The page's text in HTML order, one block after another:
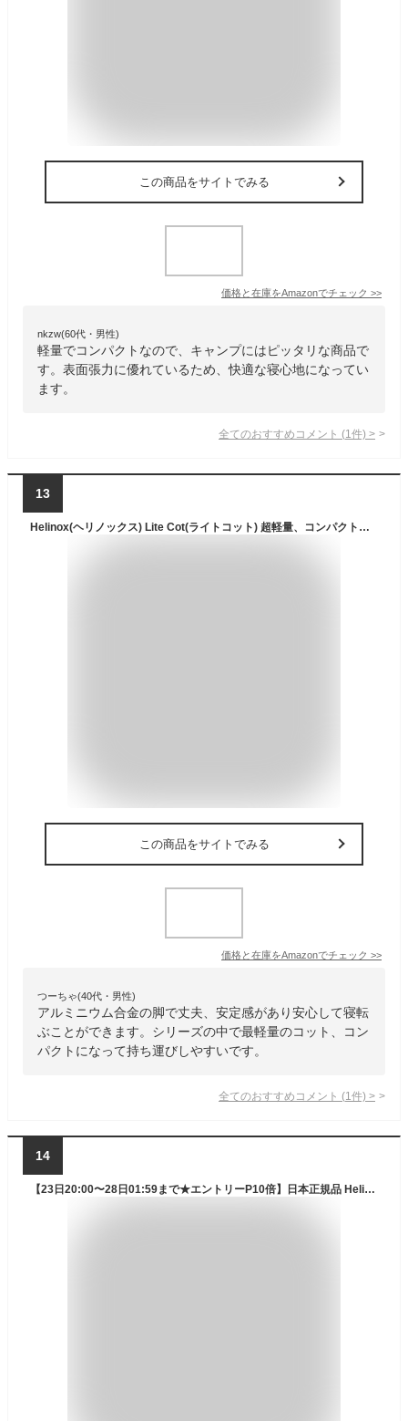
この商品をサイトでみる
価格と在庫をAmazonでチェック >>
nkzw(60代・男性)
軽量でコンパクトなので、キャンプにはピッタリな商品で
す。表面張力に優れているため、快適な寝心地になってい
ます。
全てのおすすめコメント (1 件) >
13
Helinox(ヘリノックス) Lite Cot(ライトコット) 超軽量、コンパクト、折りたたみ式、ポータブルなキャンプ用コット
この商品をサイトでみる
価格と在庫をAmazonでチェック >>
つーちゃ(40代・男性)
アルミニウム合金の脚で丈夫、安定感があり安心して寝転
ぶことができます。シリーズの中で最軽量のコット、コン
パクトになって持ち運びしやすいです。
全てのおすすめコメント (1 件) >
14
【23日20:00〜28日01:59まで★エントリーP10倍】日本正規品 Helinox ヘリノックス ライトコット 椅子 チェア アウトドア フェス 軽量